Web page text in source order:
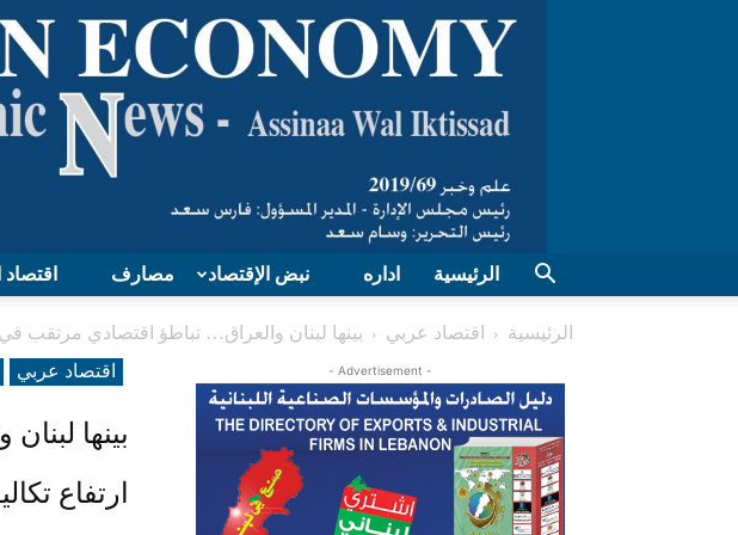
اقتصاد مصارف نبض الإقتصاد اداره الرئيسية
الرئيسية اقتصاد عربي
بينها لبنان والعراق… تباطؤ اقتصادي مرتقب في
اقتصاد عربي
بينها
ارتفاع
- Advertisement -